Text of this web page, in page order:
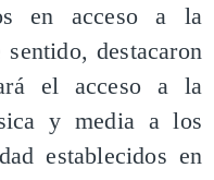
en acceso a la
destacaron
el acceso a la
y media a los
establecidos en